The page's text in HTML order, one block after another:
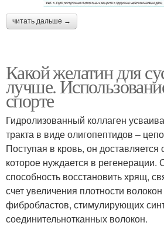
читать дальше →
Какой желатин для
лучше.
спорте
Гидролизованный коллаген
тракта в виде олигопептидов –
Поступая в кровь, он доставляется
которое нуждается в регенерации.
способность восстановить хрящ,
счет увеличения плотности
фибробластов, стимулирующих
соединительнотканных волокон.